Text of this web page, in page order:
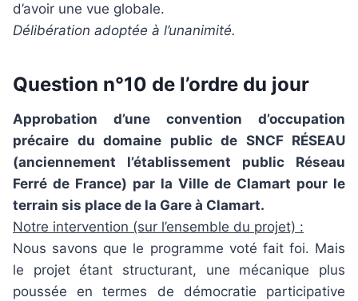
d’avoir une vue globale.
Délibération adoptée à l’unanimité.
Question n°10 de l’ordre du jour
Approbation d’une convention d’occupation
précaire du domaine public de SNCF RÉSEAU
(anciennement l’établissement public Réseau
Ferré de France) par la Ville de Clamart pour le
terrain sis place de la Gare à Clamart.
Notre intervention (sur l’ensemble du projet) :
Nous savons que le programme voté fait foi. Mais
le projet étant structurant, une mécanique plus
poussée en termes de démocratie participative